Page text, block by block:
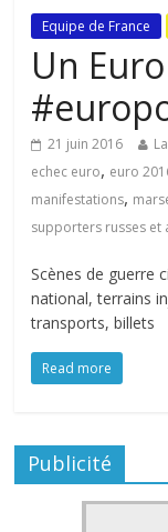
Equipe de France
Un
21 juin 2016
echec euro, euro
manifestations,
supporters russes et
Scènes de guerre
national, terrains
transports, billets
Read more
Publicité